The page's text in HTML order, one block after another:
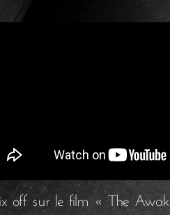
off sur le film « The